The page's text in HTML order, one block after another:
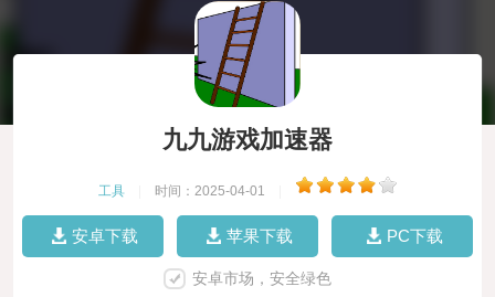
九九游戏加速器
工具 时间：2025-04-01
安卓下载 苹果下载 PC下载
安卓市场，安全绿色